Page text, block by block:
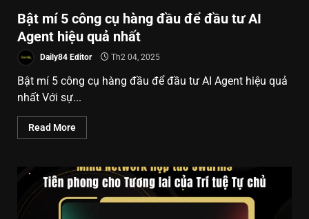
Bật mí 5 công cụ hàng đầu để đầu tư AI
Agent hiệu quả nhất
Daily84 Editor Th2 04, 2025
Bật mí 5 công cụ hàng đầu để đầu tư AI Agent hiệu quả
nhất Với sự...
Read More